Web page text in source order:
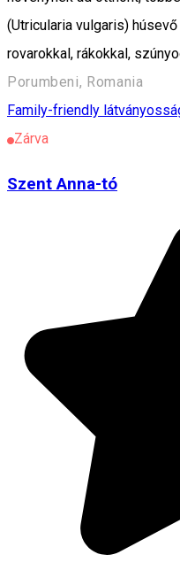
(Utricularia vulgaris)
rovarokkal, rákokkal,
Porumbeni, Romania
Family-friendly
Zárva
Szent Anna-tó